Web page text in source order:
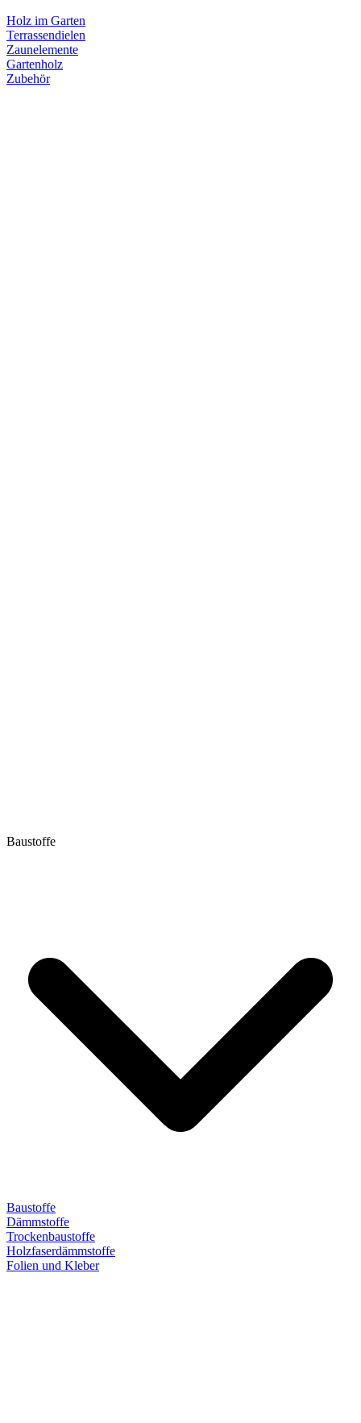
Holz im Garten
Terrassendielen
Zaunelemente
Gartenholz
Zubehör
Baustoffe
Baustoffe
Dämmstoffe
Trockenbaustoffe
Holzfaserdämmstoffe
Folien und Kleber